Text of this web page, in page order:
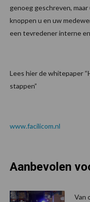
genoeg geschreven,
knoppen u en uw
een tevredener interne en
Lees hier de whitepaper
stappen”
www.facilicom.nl
Aanbevolen
Van